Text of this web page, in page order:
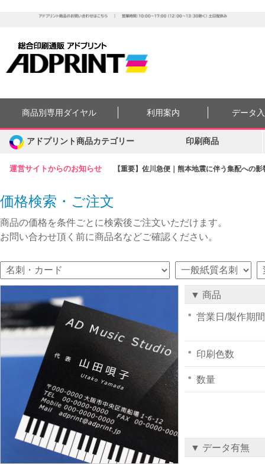
運営サイトからのお知らせ 【重要】佐川急便｜熊本地震に伴う集配への
商品別専用ダイヤル 利用案内 データ
アドプリント商品カテゴリー 印刷商品
価格検索・ご注文
商品の価格を条件ごとに検索後ご注文いただけます。
お問い合わせ頂く前に商品名などご確認ください。
▼ 商品
営業日/製作期間
印刷色数
数量
▼ データ有無